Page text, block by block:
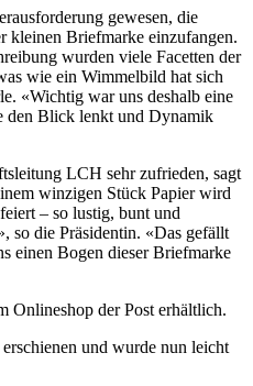
gewesen, die
kleinen Briefmarke einzufangen.
wurden viele Facetten der
wie ein Wimmelbild hat sich
«Wichtig war uns deshalb eine
den Blick lenkt und Dynamik
LCH sehr zufrieden, sagt
winzigen Stück Papier wird
– so lustig, bunt und
so die Präsidentin. «Das gefällt
einen Bogen dieser Briefmarke
Onlineshop der Post erhältlich.
und wurde nun leicht